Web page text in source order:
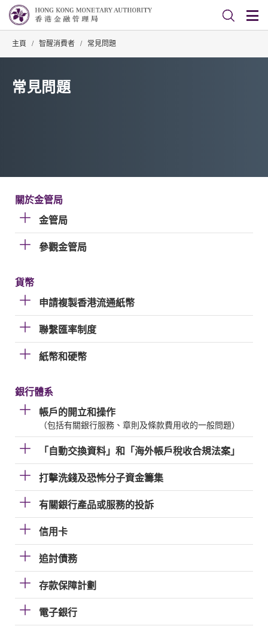
主頁 / 智醒消費者 / 常見問題
常見問題
關於金管局
金管局
參觀金管局
貨幣
申請複製香港流通紙幣
聯繫匯率制度
紙幣和硬幣
銀行體系
帳戶的開立和操作
（包括有關銀行服務、章則及條款費用收的一般問題）
「自動交換資料」和「海外帳戶稅收合規法案」
打擊洗錢及恐怖分子資金籌集
有關銀行產品或服務的投訴
信用卡
追討債務
存款保障計劃
電子銀行